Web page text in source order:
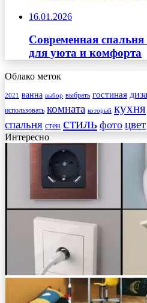
16.01.2026
Современная
для уюта и комфорта
Облако меток
2021 ванна выбор выбрать гостиная
использовать комната который кухня
спальня стен стиль фото цвет
Интересно